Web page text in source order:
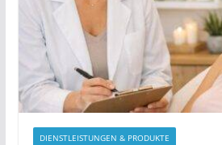
DIENSTLEISTUNGEN & PRODUKTE